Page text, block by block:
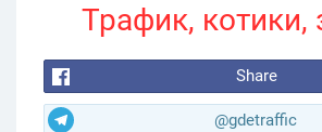
Трафик, котики,
Share
@gdetraffic